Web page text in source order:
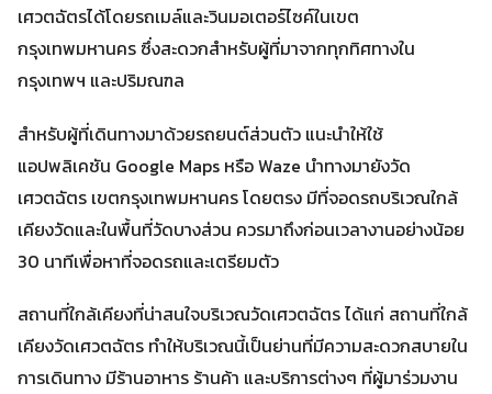
เศวตฉัตรได้โดยรถเมล์และวินมอเตอร์ไซค์ในเขต
กรุงเทพมหานคร ซึ่งสะดวกสำหรับผู้ที่มาจากทุกทิศทางใน
กรุงเทพฯ และปริมณฑล
สำหรับผู้ที่เดินทางมาด้วยรถยนต์ส่วนตัว แนะนำให้ใช้
แอปพลิเคชัน Google Maps หรือ Waze นำทางมายังวัด
เศวตฉัตร เขตกรุงเทพมหานคร โดยตรง มีที่จอดรถบริเวณใกล้
เคียงวัดและในพื้นที่วัดบางส่วน ควรมาถึงก่อนเวลางานอย่างน้อย
30 นาทีเพื่อหาที่จอดรถและเตรียมตัว
สถานที่ใกล้เคียงที่น่าสนใจบริเวณวัดเศวตฉัตร ได้แก่ สถานที่ใกล้
เคียงวัดเศวตฉัตร ทำให้บริเวณนี้เป็นย่านที่มีความสะดวกสบายใน
การเดินทาง มีร้านอาหาร ร้านค้า และบริการต่างๆ ที่ผู้มาร่วมงาน